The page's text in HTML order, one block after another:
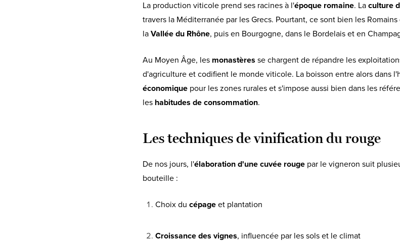
La production viticole prend ses racines à l'époque romaine. La culture
travers la Méditerranée par les Grecs. Pourtant, ce sont bien les
la Vallée du Rhône, puis en Bourgogne, dans le Bordelais et en
Au Moyen Âge, les monastères se chargent de répandre les
d'agriculture et codifient le monde viticole. La boisson entre alors dans
économique pour les zones rurales et s'impose aussi bien dans les
les habitudes de consommation.
Les techniques de vinification du rouge
De nos jours, l'élaboration d'une cuvée rouge par le vigneron suit
bouteille :
Choix du cépage et plantation
Croissance des vignes, influencée par les sols et le climat